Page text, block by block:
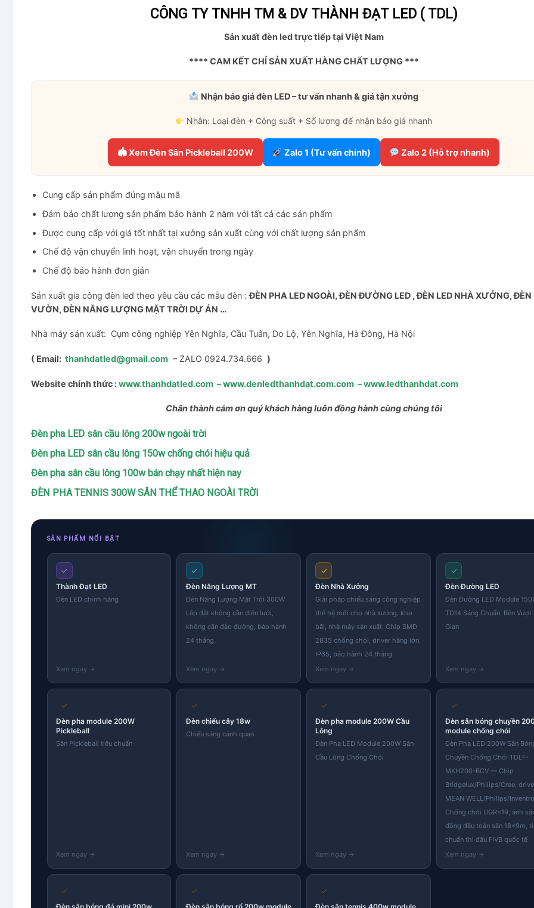
content
CÔNG TY TNHH TM & DV THÀNH ĐẠT LED ( TDL)
Sản xuất đèn led trực tiếp tại Việt Nam
**** CAM KẾT CHỈ SẢN XUẤT HÀNG CHẤT LƯỢNG ***
Nhận báo giá đèn LED – tư vấn nhanh & giá tận xưởng
Nhắn: Loại đèn + Công suất + Số lượng để nhận báo giá nhanh
🏟 Xem Đèn Sân Pickleball 200W Zalo 1 (Tư vấn chính) Zalo 2 (Hỗ trợ nhanh)
Cung cấp sản phẩm đúng mẫu mã
Đảm bảo chất lượng sản phẩm bảo hành 2 năm với tất cả các sản phẩm
Được cung cấp với giá tốt nhất tại xưởng sản xuất cùng với chất lượng sản phẩm
Chế độ vận chuyển linh hoạt, vận chuyển trong ngày
Chế độ bảo hành đơn giản
Sản xuất gia công đèn led theo yêu cầu các mẫu đèn :ĐÈN PHA LED NGOÀI, ĐÈN ĐƯỜNG LED , ĐÈN LED NHÀ XƯỞNG, ĐÈN
VƯỜN, ĐÈN NĂNG LƯỢNG MẶT TRỜI DỰ ÁN …
Nhà máy sản xuất: Cụm công nghiệp Yên Nghĩa, Cầu Tuân, Do Lộ, Yên Nghĩa, Hà Đông, Hà Nội
( Email: thanhdatled@gmail.com – ZALO 0924.734.666 )
Website chính thức :www.thanhdatled.com –www.denledthanhdat.com.com –www.ledthanhdat.com
Chân thành cám ơn quý khách hàng luôn đồng hành cùng chúng tôi
Đèn pha LED sân cầu lông 200w ngoài trời
Đèn pha LED sân cầu lông 150w chống chói hiệu quả
Đèn pha sân cầu lông 100w bán chạy nhất hiện nay
ĐÈN PHA TENNIS 300W SÂN THỂ THAO NGOÀI TRỜI
SẢN PHẨM NỔI BẬT
✓
Thành Đạt LED
Đèn LED chính hãng
✓
Đèn Năng Lượng MT
Đèn Năng Lượng Mặt Trời 300W
Lắp đặt không cần điện lưới,
không cần đào đường, bảo hành
24 tháng.
✓
Đèn Nhà Xưởng
Giải pháp chiếu sáng công nghiệp
thế hệ mới cho nhà xưởng, kho
bãi, nhà máy sản xuất. Chip SMD
2835 chống chói, driver hãng lớn,
IP65, bảo hành 24 tháng.
✓
Đèn Đường LED
Đèn Đường LED Module
TD14 Sáng Chuẩn, Bền Vượt
Gian
✓
Đèn pha module 200W
Pickleball
Sân Pickleball tiêu chuẩn
✓
Đèn chiếu cây 18w
Chiếu sáng cảnh quan
✓
Đèn pha module 200W Cầu
Lông
Đèn Pha LED Module 200W Sân
Cầu Lông Chống Chói
✓
Đèn sân bóng chuyền
module chống chói
Đèn Pha LED 200W Sân
Chuyền Chống Chói TDLF-
MKH200-BCV — Chip
Bridgelux/Philips/Cree,
MEAN WELL/Philips/
Chống chói UGR<19, ánh
đồng đều toàn sân 18×9m,
chuẩn thi đấu FIVB quốc tế
✓ ✓ ✓